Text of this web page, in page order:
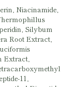
Niacinamide,
Silybum
Root Extract,
Extract,
11,